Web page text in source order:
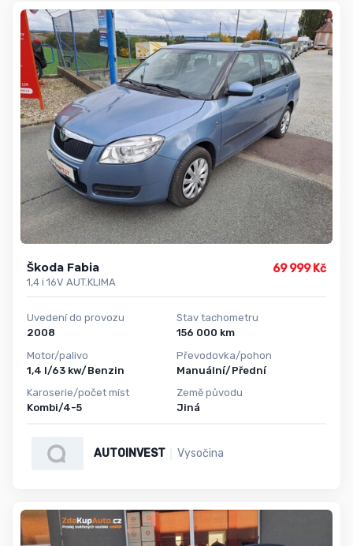
Škoda Fabia
1,4 i 16V AUT.KLIMA
69 999 Kč
Uvedení do provozu
2008
Motor/palivo
1,4 l/63 kw/Benzin
Karoserie/počet míst
Kombi/4-5
Stav tachometru
156 000 km
Převodovka/pohon
Manuální/Přední
Země původu
Jiná
AUTOINVEST Vysočina